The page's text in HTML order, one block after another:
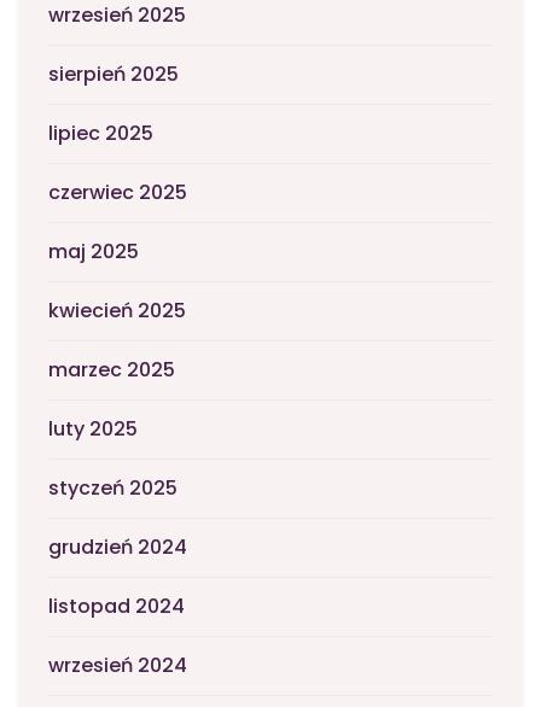
wrzesień 2025
sierpień 2025
lipiec 2025
czerwiec 2025
maj 2025
kwiecień 2025
marzec 2025
luty 2025
styczeń 2025
grudzień 2024
listopad 2024
wrzesień 2024